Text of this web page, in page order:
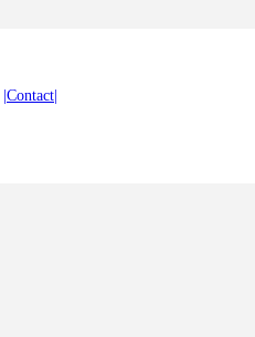
|Contact|